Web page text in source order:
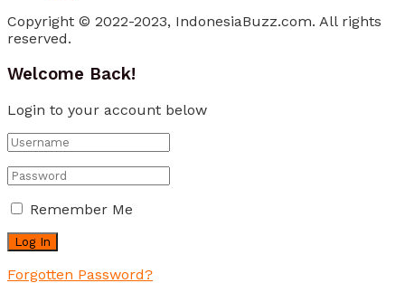
Copyright © 2022-2023, IndonesiaBuzz.com. All rights
reserved.
Welcome Back!
Login to your account below
Remember Me
Forgotten Password?